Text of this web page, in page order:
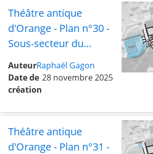
Théâtre antique
d'Orange - Plan n°30 -
Sous-secteur du
temple et de
l'esplanade avec le
portique courbe
AuteurRaphaël Gagon
Date de
création
28 novembre 2025
Théâtre antique
d'Orange - Plan n°31 -